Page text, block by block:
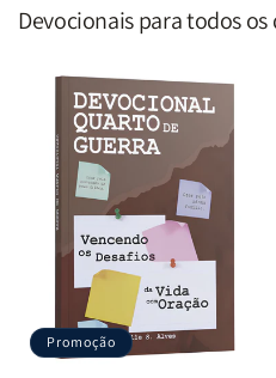
Devocionais para todos os
Promoção